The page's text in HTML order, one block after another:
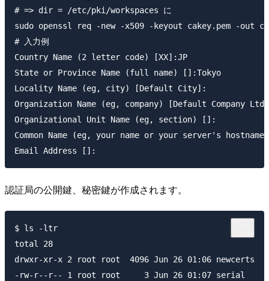
# => dir = /etc/pki/workspaces に
sudo openssl req -new -x509 -keyout cakey.pem -out
# 入力例
Country Name (2 letter code) [XX]:JP
State or Province Name (full name) []:Tokyo
Locality Name (eg, city) [Default City]:
Organization Name (eg, company) [Default Company
Organizational Unit Name (eg, section) []:
Common Name (eg, your name or your server's
認証局の公開鍵、秘密鍵が作成されます。
$ ls -ltr
total 28
drwxr-xr-x 2 root root  4096 Jun 26 01:06 newcerts
-rw-r--r-- 1 root root     3 Jun 26 01:07 serial